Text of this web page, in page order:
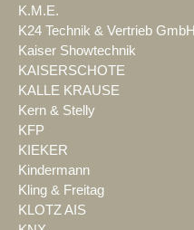
K.M.E.
K24 Technik & Vertrieb GmbH
Kaiser Showtechnik
KAISERSCHOTE
KALLE KRAUSE
Kern & Stelly
KFP
KIEKER
Kindermann
Kling & Freitag
KLOTZ AIS